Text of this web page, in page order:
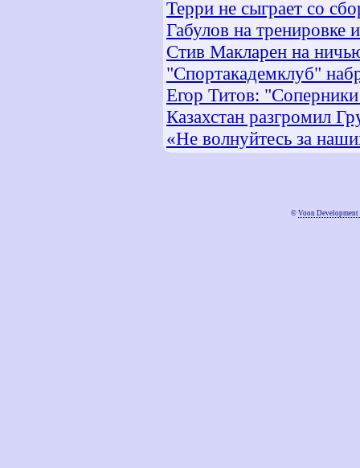
Терри не сыграет со
Габулов на тренировке
Стив Макларен на
"Спортакадемклуб"
Егор Титов:
Казахстан разгромил
«Не волнуйтесь за
© Voon Development